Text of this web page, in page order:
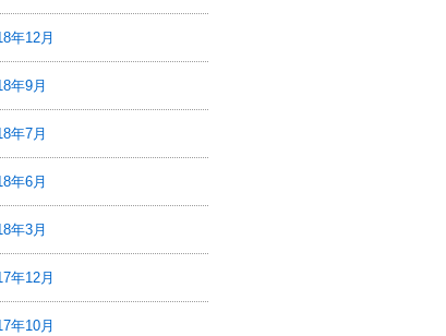
年12月
年9月
年7月
年6月
年3月
年12月
年10月